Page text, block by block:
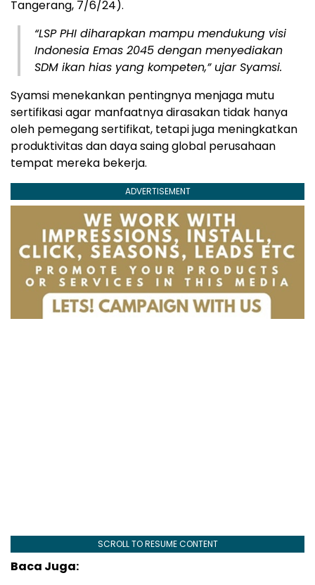
Tangerang, 7/6/24).
“LSP PHI diharapkan mampu mendukung visi
Indonesia Emas 2045 dengan menyediakan
SDM ikan hias yang kompeten,” ujar Syamsi.
Syamsi menekankan pentingnya menjaga mutu
sertifikasi agar manfaatnya dirasakan tidak hanya
oleh pemegang sertifikat, tetapi juga meningkatkan
produktivitas dan daya saing global perusahaan
tempat mereka bekerja.
ADVERTISEMENT
SCROLL TO RESUME CONTENT
Baca Juga: